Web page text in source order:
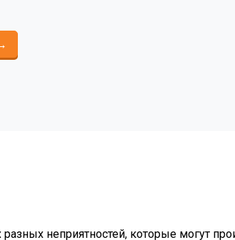
неприятностей, которые могут